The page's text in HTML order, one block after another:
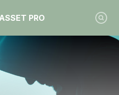
PRO
Ace Capital"